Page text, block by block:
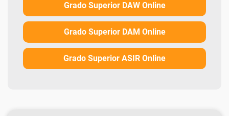
Grado Superior DAW Online
Grado Superior DAM Online
Grado Superior ASIR Online